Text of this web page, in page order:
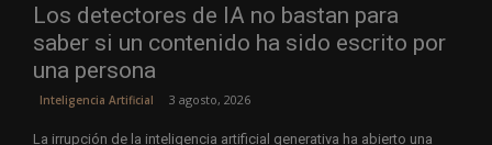
Los detectores de IA no bastan para
saber si un contenido ha sido escrito por
una persona
Inteligencia Artificial 3 agosto, 2026
La irrupción de la inteligencia artificial generativa ha abierto una